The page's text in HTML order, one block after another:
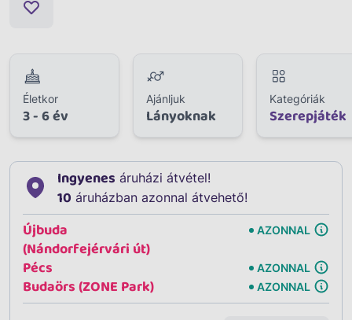
Életkor
3 - 6 év
Ajánljuk
Lányoknak
Kategóriák
Szerepjáték
Ingyenes áruházi átvétel!
10 áruházban azonnal átvehető!
Újbuda
(Nándorfejérvári út)
AZONNAL
Pécs AZONNAL
Budaörs (ZONE Park) AZONNAL